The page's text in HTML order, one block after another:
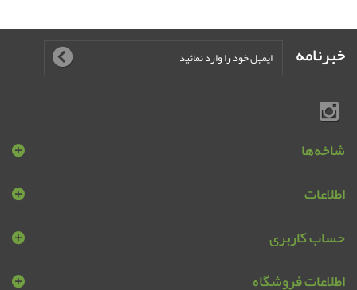
خبرنامه
شاخه‌ها
اطلاعات
حساب کاربری
اطلاعات فروشگاه